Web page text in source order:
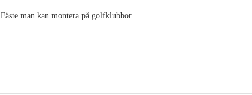
Fäste man kan montera på golfklubbor.